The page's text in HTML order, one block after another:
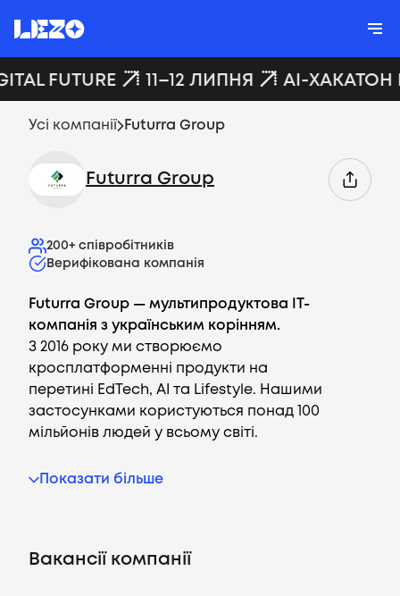
FUTURE 11–12 ЛИПНЯ AI-ХАКАТОН
Усі компанії Futurra Group
Futurra Group
200+ співробітників
Верифікована компанія
Futurra Group — мультипродуктова IT-
компанія з українським корінням.
З 2016 року ми створюємо
кросплатформенні продукти на
перетині EdTech, AI та Lifestyle. Нашими
застосунками користуються понад 100
мільйонів людей у всьому світі.
Показати більше
Вакансії компанії